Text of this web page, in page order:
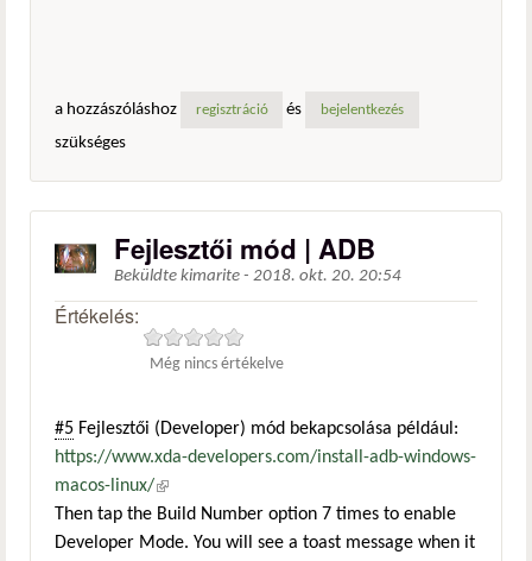
a hozzászóláshoz regisztráció és bejelentkezés
szükséges
Fejlesztői mód | ADB
Beküldte kimarite - 2018. okt. 20. 20:54
Értékelés:
Még nincs értékelve
#5 Fejlesztői (Developer) mód bekapcsolása például:
https://www.xda-developers.com/install-adb-windows-
macos-linux/(külső hivatkozás)
Then tap the Build Number option 7 times to enable
Developer Mode. You will see a toast message when it